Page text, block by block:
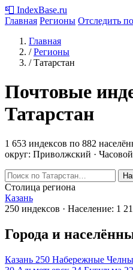
📮 IndexBase.ru
Главная Регионы Отследить
Главная
/ Регионы
/ Татарстан
Почтовые
Татарстан
1 653 индексов по 882
округ: Приволжский ·
Столица региона
Казань
250 индексов · Население: 1
Города и
Казань 250 Набережные Челны